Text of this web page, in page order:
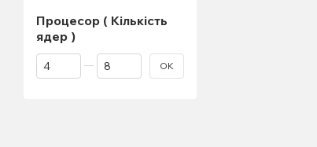
Процесор ( Кількість
ядер )
Від Процесор ( Кількість ядер )
До Процесор ( Кількість ядер )
ОК